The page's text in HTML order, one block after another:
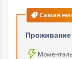
Самая
Проживание